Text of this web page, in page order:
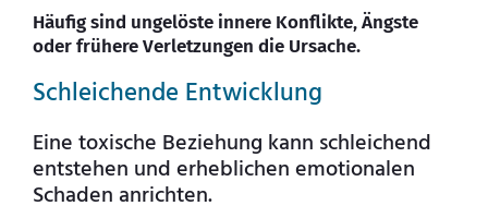
Häufig sind ungelöste innere Konflikte, Ängste
oder frühere Verletzungen die Ursache.
Schleichende Entwicklung
Eine toxische Beziehung kann schleichend
entstehen und erheblichen emotionalen
Schaden anrichten.